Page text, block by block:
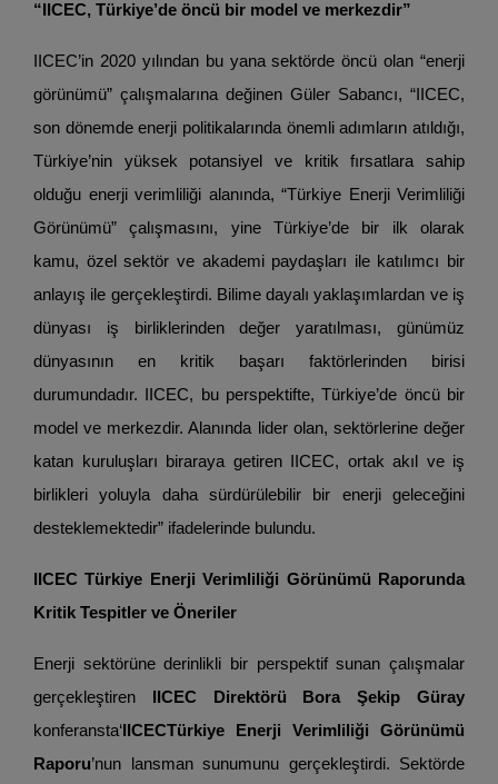
“IICEC, Türkiye’de öncü bir model ve merkezdir”
IICEC’in 2020 yılından bu yana sektörde öncü olan “enerji
görünümü” çalışmalarına değinen Güler Sabancı, “IICEC,
son dönemde enerji politikalarında önemli adımların atıldığı,
Türkiye’nin yüksek potansiyel ve kritik fırsatlara sahip
olduğu enerji verimliliği alanında, “Türkiye Enerji Verimliliği
Görünümü” çalışmasını, yine Türkiye’de bir ilk olarak
kamu, özel sektör ve akademi paydaşları ile katılımcı bir
anlayış ile gerçekleştirdi. Bilime dayalı yaklaşımlardan ve iş
dünyası iş birliklerinden değer yaratılması, günümüz
dünyasının en kritik başarı faktörlerinden birisi
durumundadır. IICEC, bu perspektifte, Türkiye’de öncü bir
model ve merkezdir. Alanında lider olan, sektörlerine değer
katan kuruluşları biraraya getiren IICEC, ortak akıl ve iş
birlikleri yoluyla daha sürdürülebilir bir enerji geleceğini
desteklemektedir” ifadelerinde bulundu.
IICEC Türkiye Enerji Verimliliği Görünümü Raporunda
Kritik Tespitler ve Öneriler
Enerji sektörüne derinlikli bir perspektif sunan çalışmalar
gerçekleştiren
IICEC Direktörü Bora Şekip Güray
konferansta‘ IICECTürkiye Enerji Verimliliği Görünümü
Raporu’nun lansman sunumunu gerçekleştirdi. Sektörde